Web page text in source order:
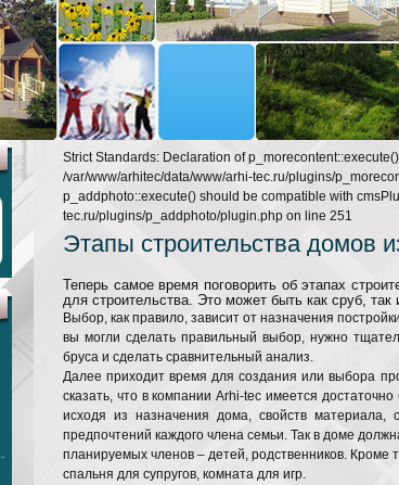
Strict Standards: Declaration of
/var/www/arhitec/data/www/arhi-tec.ru/plugins/
p_addphoto::execute() should be compatible with
tec.ru/plugins/p_addphoto/plugin.php on line 251
Этапы строительства домов
Теперь самое время поговорить об этапах
для строительства. Это может быть как сруб, так
Выбор, как правило, зависит от назначения
вы могли сделать правильный выбор, нужно
бруса и сделать сравнительный анализ.
Далее приходит время для создания или выбора
сказать, что в компании Arhi-tec имеется
исходя из назначения дома, свойств материала,
предпочтений каждого члена семьи. Так в доме
планируемых членов – детей, родственников. Кроме
спальня для супругов, комната для игр.